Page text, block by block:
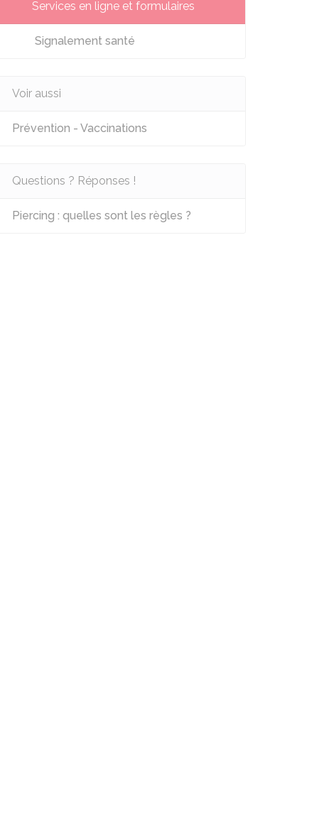
Services en ligne et formulaires
Signalement santé
Voir aussi
Prévention - Vaccinations
Questions ? Réponses !
Piercing : quelles sont les règles ?